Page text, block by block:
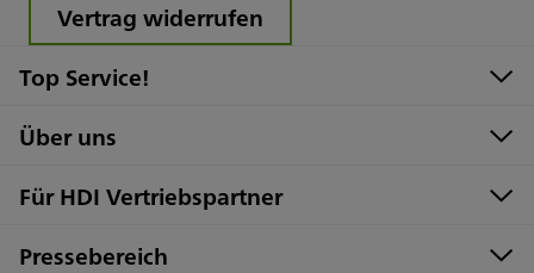
Vertrag widerrufen
Top Service!
Über uns
Für HDI Vertriebspartner
Pressebereich